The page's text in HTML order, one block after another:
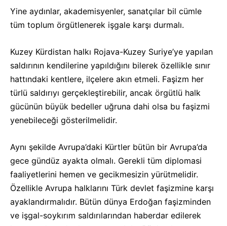
Yine aydınlar, akademisyenler, sanatçılar bil cümle
tüm toplum örgütlenerek işgale karşı durmalı.
Kuzey Kürdistan halkı Rojava-Kuzey Suriye’ye yapılan
saldırının kendilerine yapıldığını bilerek özellikle sınır
hattındaki kentlere, ilçelere akın etmeli. Faşizm her
türlü saldırıyı gerçekleştirebilir, ancak örgütlü halk
gücünün büyük bedeller uğruna dahi olsa bu faşizmi
yenebileceği gösterilmelidir.
Aynı şekilde Avrupa’daki Kürtler bütün bir Avrupa’da
gece gündüz ayakta olmalı. Gerekli tüm diplomasi
faaliyetlerini hemen ve gecikmesizin yürütmelidir.
Özellikle Avrupa halklarını Türk devlet faşizmine karşı
ayaklandırmalıdır. Bütün dünya Erdoğan faşizminden
ve işgal-soykırım saldırılarından haberdar edilerek